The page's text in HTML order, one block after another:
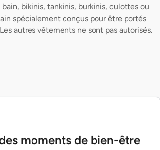
bain, bikinis, tankinis, burkinis, culottes ou
spécialement conçus pour être portés
autres vêtements ne sont pas autorisés.
moments de bien-être